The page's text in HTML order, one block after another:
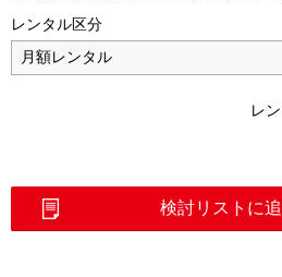
レンタル区分
レ
検討リストに